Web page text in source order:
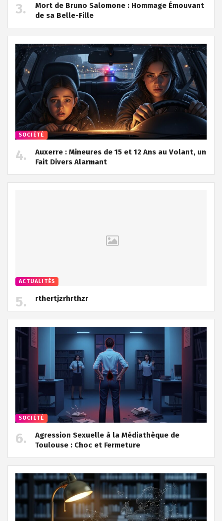
Mort de Bruno Salomone : Hommage Émouvant
de sa Belle-Fille
SOCIÉTÉ
Auxerre : Mineures de 15 et 12 Ans au Volant, un
Fait Divers Alarmant
ACTUALITÉS
rthertjzrhrthzr
SOCIÉTÉ
Agression Sexuelle à la Médiathèque de
Toulouse : Choc et Fermeture